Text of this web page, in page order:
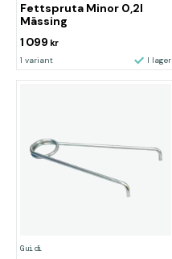
Fettspruta Minor 0,2l
Mässing
1 099 kr
1 variant I lager
Guidi